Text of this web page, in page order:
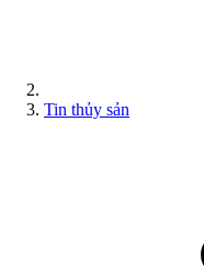
Tin thủy sản